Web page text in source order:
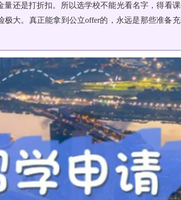
还是打折扣。所以选学校不能光看名字，得看
大。真正能拿到公立offer的，永远是那些准备充